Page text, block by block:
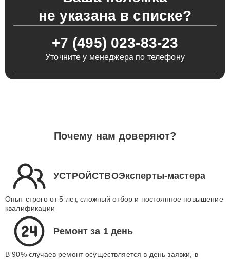
не указана в списке?
+7 (495) 023-83-23
Уточните у менеджера по телефону
Почему нам доверяют?
УСТРОЙСТВОЭксперты-мастера
Опыт строго от 5 лет, сложный отбор и постоянное повышение
квалификации
Ремонт за 1 день
В 90% случаев ремонт осуществляется в день заявки, в